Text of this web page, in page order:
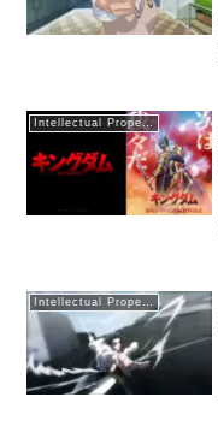
Intellectual Property